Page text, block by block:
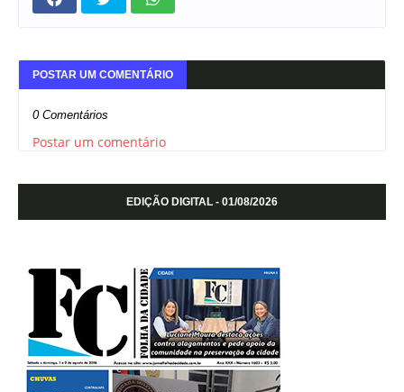
POSTAR UM COMENTÁRIO
0 Comentários
Postar um comentário
EDIÇÃO DIGITAL - 01/08/2026